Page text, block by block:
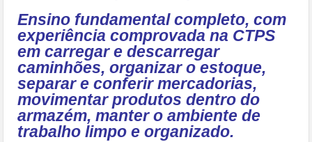
Ensino fundamental completo, com
experiência comprovada na CTPS
em carregar e descarregar
caminhões, organizar o estoque,
separar e conferir mercadorias,
movimentar produtos dentro do
armazém, manter o ambiente de
trabalho limpo e organizado.